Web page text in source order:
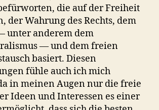
die auf der Freiheit
der Wahrung des Rechts, dem
unter anderem dem
— und dem freien
basiert. Diesen
fühle auch ich mich
in meinen Augen nur die freie
Ideen und Interessen es einer